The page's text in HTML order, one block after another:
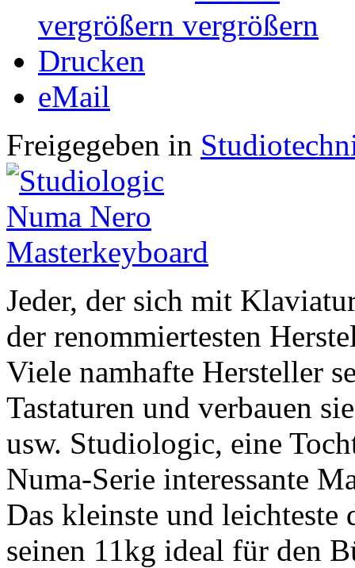
vergrößern
Drucken
eMail
Freigegeben in
Jeder, der sich mit
der renommiertesten
Viele namhafte Hersteller
Tastaturen und verbauen
usw. Studiologic, eine
Numa-Serie interessante
Das kleinste und
seinen 11kg ideal für den